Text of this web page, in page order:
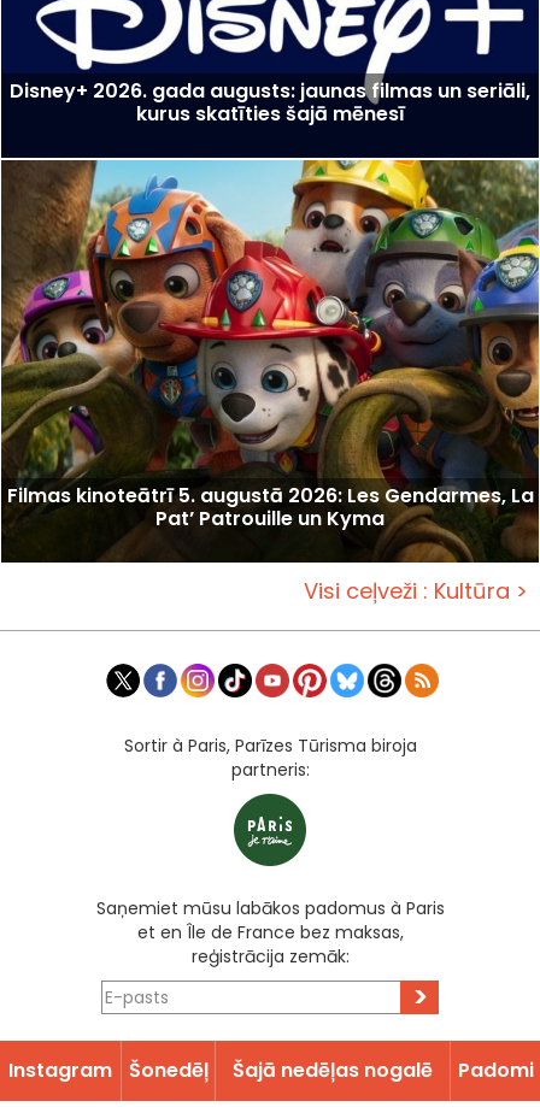
Disney+ 2026. gada augusts: jaunas filmas un seriāli,
kurus skatīties šajā mēnesī
Filmas kinoteātrī 5. augustā 2026: Les Gendarmes, La
Pat’ Patrouille un Kyma
Visi ceļveži : Kultūra >
Sortir à Paris, Parīzes Tūrisma biroja
partneris:
Saņemiet mūsu labākos padomus à Paris
et en Île de France bez maksas,
reģistrācija zemāk:
>
Instagram Šonedēļ Šajā nedēļas nogalē Padomi